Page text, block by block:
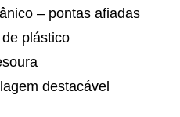
– pontas afiadas
plástico
destacável